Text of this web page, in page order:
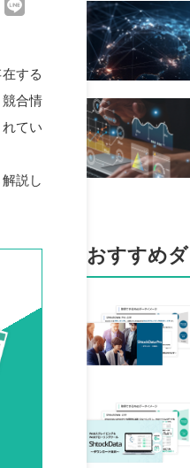
する
合情
てい
説し
おすすめ